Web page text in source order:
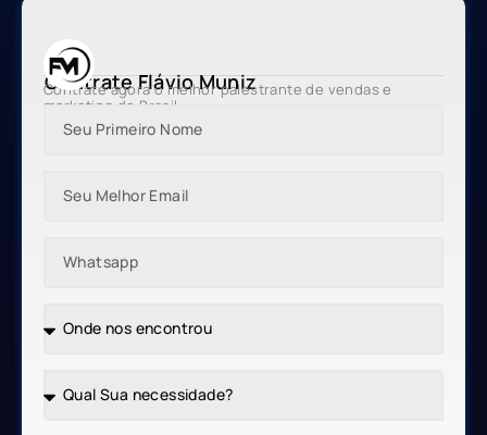
Contrate Flávio Muniz
Contrate agora o melhor palestrante de vendas e
marketing do Brasil